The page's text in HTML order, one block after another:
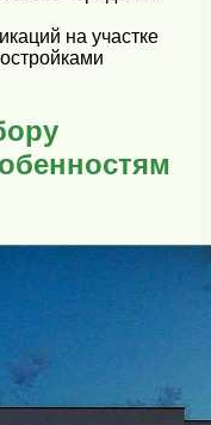
на участке